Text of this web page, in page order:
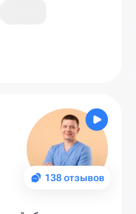
138 отзывов